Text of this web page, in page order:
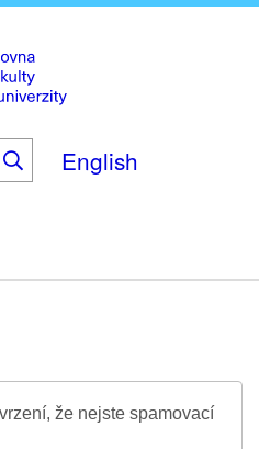
to
main
content
English
že nejste spamovací